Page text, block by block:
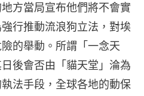
方當局宣布他們將不會實
行推動流浪狗立法，對埃
的舉動。所謂「一念天
後會否由「貓天堂」淪為
執法手段，全球各地的動保